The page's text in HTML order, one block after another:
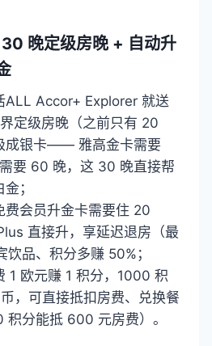
晚定级房晚 + 自动升
ALL Accor+ Explorer 就送
定级房晚（之前只有 20
成银卡—— 雅高金卡需要
要 60 晚，这 30 晚直接帮
；
费会员升金卡需要住 20
直接升，享延迟退房（最
饮品、积分多赚 50%；
1 欧元赚 1 积分，1000 积
，可直接抵扣房费、兑换餐
分能抵 600 元房费）。